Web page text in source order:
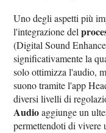
Uno degli aspetti più
l'integrazione del
(Digital Sound
significativamente la
solo ottimizza l'audio,
suono tramite l'app
diversi livelli di
Audioaggiunge un
permettendoti di vivere